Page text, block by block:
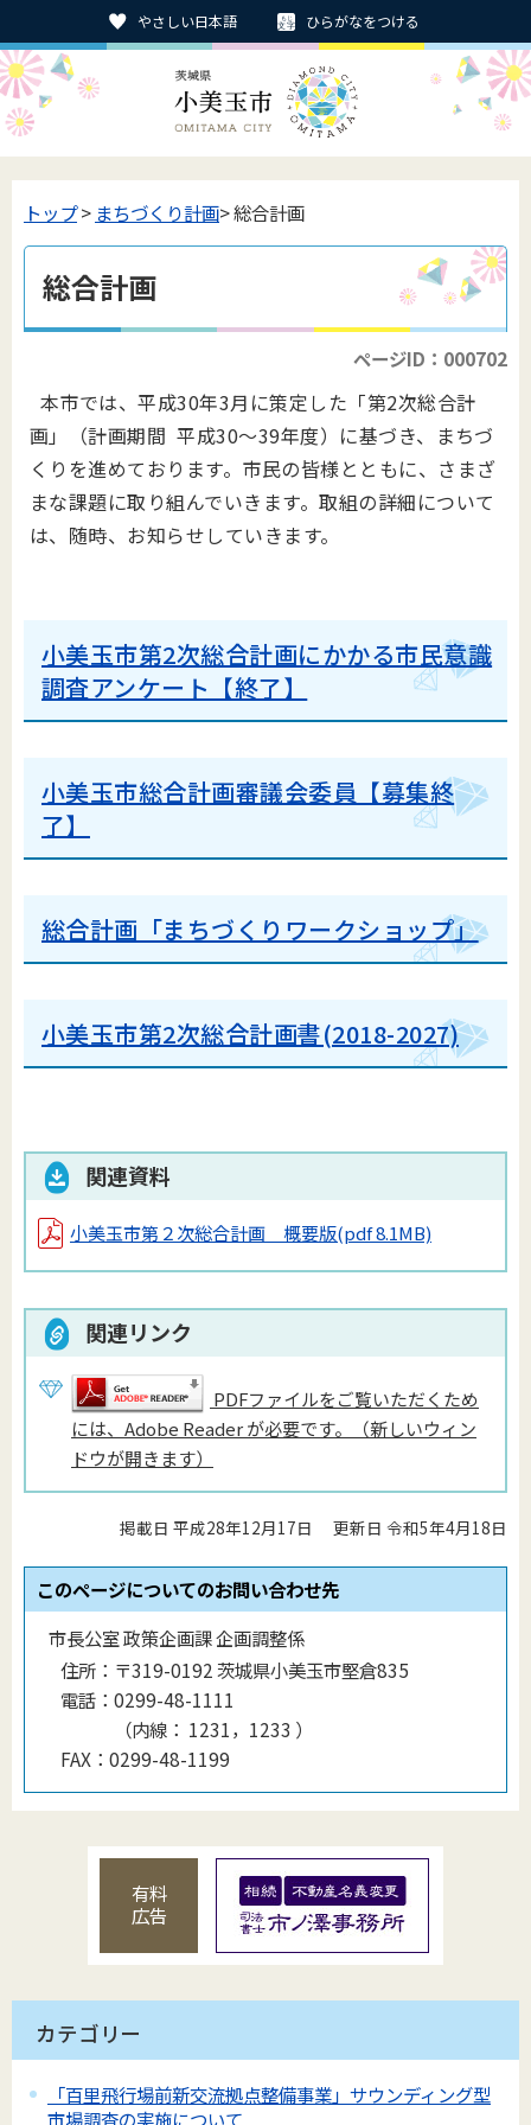
やさしい日本語 ひらがなをつける
トップ> まちづくり計画> 総合計画
総合計画
ページID：000702
本市では、平成30年3月に策定した「第2次総合計
画」（計画期間 平成30～39年度）に基づき、まちづ
くりを進めております。市民の皆様とともに、さまざ
まな課題に取り組んでいきます。取組の詳細について
は、随時、お知らせしていきます。
小美玉市第2次総合計画にかかる市民意識
調査アンケート【終了】
小美玉市総合計画審議会委員【募集終
了】
総合計画「まちづくりワークショップ」
小美玉市第2次総合計画書(2018-2027)
関連資料
小美玉市第２次総合計画 概要版(pdf 8.1MB)
関連リンク
PDFファイルをご覧いただくため
には、Adobe Reader が必要です。（新しいウィン
ドウが開きます）
掲載日 平成28年12月17日 更新日 令和5年4月18日
このページについてのお問い合わせ先
市長公室 政策企画課 企画調整係
住所： 〒319-0192 茨城県小美玉市堅倉835
電話： 0299-48-1111
（内線 ： 1231，1233 ）
FAX： 0299-48-1199
有料
広告
カテゴリー
「百里飛行場前新交流拠点整備事業」サウンディング型
市場調査の実施について